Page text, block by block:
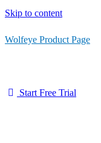
Skip to content
Wolfeye Product Page
Start Free Trial